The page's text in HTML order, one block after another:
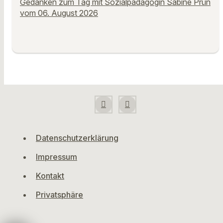
vom 06. August 2026
Datenschutzerklärung
Impressum
Kontakt
Privatsphäre